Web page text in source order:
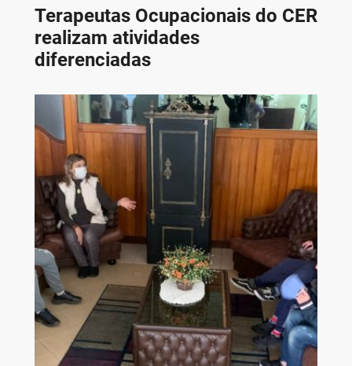
Terapeutas Ocupacionais do CER
realizam atividades
diferenciadas